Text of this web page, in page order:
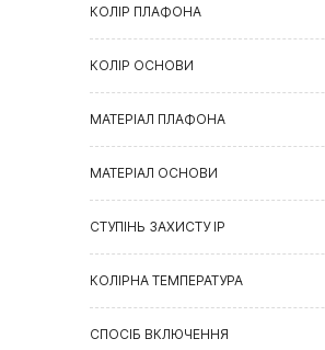
КОЛІР ПЛАФОНА
КОЛІР ОСНОВИ
МАТЕРІАЛ ПЛАФОНА
МАТЕРІАЛ ОСНОВИ
СТУПІНЬ ЗАХИСТУ IP
КОЛІРНА ТЕМПЕРАТУРА
СПОСІБ ВКЛЮЧЕННЯ